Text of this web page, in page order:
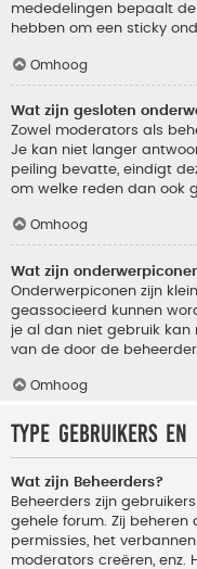
mededelingen bepaalt
hebben om een sticky
Omhoog
Wat zijn gesloten
Zowel moderators als
Je kan niet langer
peiling bevatte, eindigt
om welke reden dan ook
Omhoog
Wat zijn
Onderwerpiconen zijn
geassocieerd kunnen
je al dan niet gebruik
van de door de
Omhoog
Type gebruikers
Wat zijn Beheerders?
Beheerders zijn
gehele forum. Zij beheren
permissies, het
moderators creëren, enz.